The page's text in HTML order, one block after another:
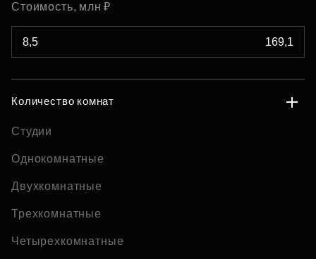
Стоимость, млн ₽
Количество комнат
Студии
Однокомнатные
Двухкомнатные
Трехкомнатные
Четырехкомнатные